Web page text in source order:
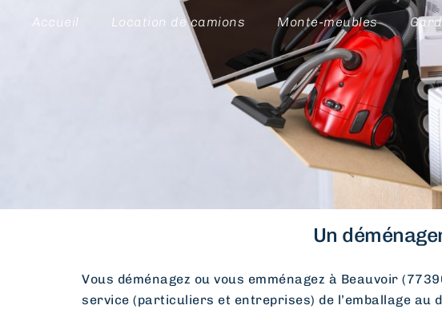
Accueil Location de camions Monte-meubles
Un
Vous déménagez ou vous emménagez à Beauvoir
service (particuliers et entreprises) de l’emballage au